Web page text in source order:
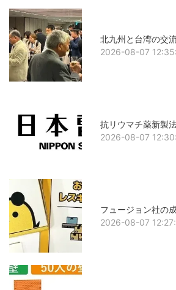
北九州と台湾の交
2026-08-07
抗リウマチ薬新製
2026-08-07
フュージョン社の
2026-08-07